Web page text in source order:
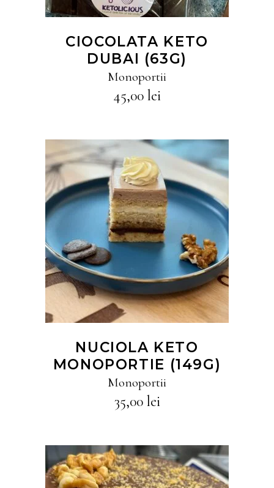
CIOCOLATA KETO
DUBAI (63G)
Monoportii
45,00 lei
CITEȘTE MAI MULT
NUCIOLA KETO
MONOPORTIE (149G)
Monoportii
35,00 lei